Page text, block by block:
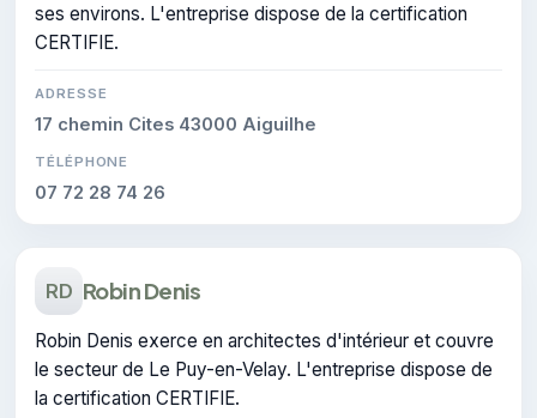
ses environs. L'entreprise dispose de la certification
CERTIFIE.
ADRESSE
17 chemin Cites 43000 Aiguilhe
TÉLÉPHONE
07 72 28 74 26
RD Robin Denis
Robin Denis exerce en architectes d'intérieur et couvre
le secteur de Le Puy-en-Velay. L'entreprise dispose de
la certification CERTIFIE.